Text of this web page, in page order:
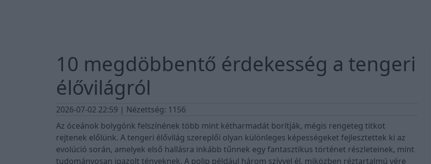
10 megdöbbentő érdekesség a tengeri
élővilágról
2026-07-02 22:59 | Nézettség: 1156
Az óceánok bolygónk felszínének több mint kétharmadát borítják, mégis rengeteg titkot
rejtenek előlünk. A tengeri élővilág szereplői olyan különleges képességeket fejlesztettek ki az
evolúció során, amelyek első hallásra inkább tűnnek egy fantasztikus történet részleteinek, mint
tudományosan igazolt tényeknek. A polip például három szívvel él, miközben réztartalmú vére